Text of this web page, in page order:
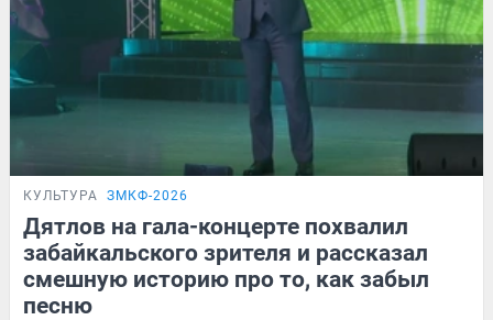
КУЛЬТУРА ЗМКФ-2026
Дятлов на гала-концерте похвалил
забайкальского зрителя и рассказал
смешную историю про то, как забыл
песню